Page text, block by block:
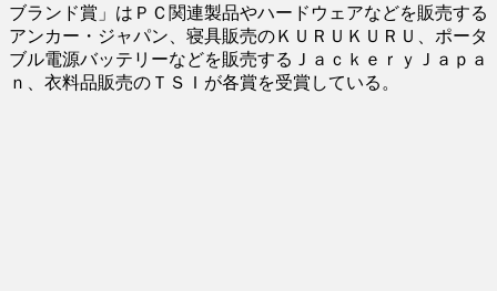
ブランド賞」はＰＣ関連製品やハードウェアなどを販売する
アンカー・ジャパン、寝具販売のＫＵＲＵＫＵＲＵ、ポータ
ブル電源バッテリーなどを販売するＪａｃｋｅｒｙＪａｐａ
ｎ、衣料品販売のＴＳＩが各賞を受賞している。